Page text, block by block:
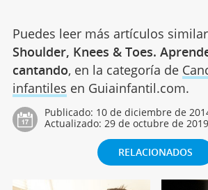
Puedes leer más artículos
Shoulder, Knees & Toes.
cantando, en la categoría de
infantiles en Guiainfantil.com.
Publicado: 10 de diciembre de
Actualizado: 29 de octubre de 2019
RELACIONADOS